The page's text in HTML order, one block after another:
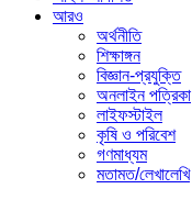
আরও
অর্থনীতি
শিক্ষাঙ্গন
বিজ্ঞান-প্রযুক্তি
অনলাইন পত্রিকা
লাইফস্টাইল
কৃষি ও পরিবেশ
গণমাধ্যম
মতামত/লেখালেখি